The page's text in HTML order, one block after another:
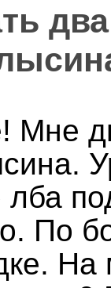
Мне
лба
По
На